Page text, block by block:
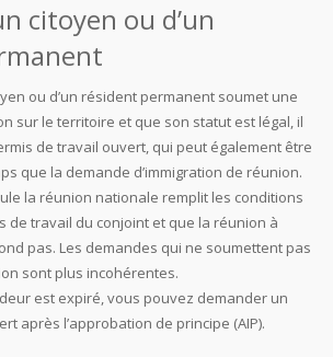
citoyen ou d’un
ou d’un résident permanent soumet une
sur le territoire et que son statut est légal, il
de travail ouvert, qui peut également être
que la demande d’immigration de réunion.
la réunion nationale remplit les conditions
de travail du conjoint et que la réunion à
pas. Les demandes qui ne soumettent pas
sont plus incohérentes.
est expiré, vous pouvez demander un
après l’approbation de principe (AIP).